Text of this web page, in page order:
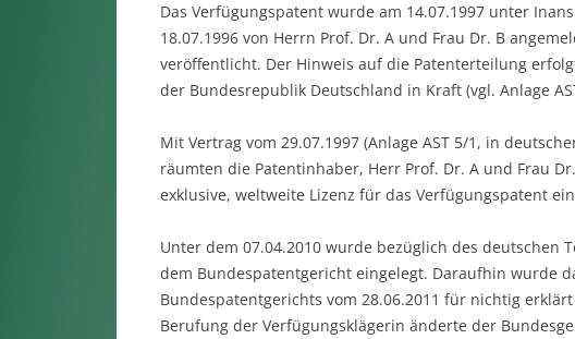
Das Verfügungspatent wurde am 14.07.1997 unter
18.07.1996 von Herrn Prof. Dr. A und Frau Dr. B
veröffentlicht. Der Hinweis auf die Patenterteilung
der Bundesrepublik Deutschland in Kraft (vgl. Anlage
Mit Vertrag vom 29.07.1997 (Anlage AST 5/1, in
räumten die Patentinhaber, Herr Prof. Dr. A und Frau
exklusive, weltweite Lizenz für das Verfügungspatent
Unter dem 07.04.2010 wurde bezüglich des deutschen
dem Bundespatentgericht eingelegt. Daraufhin wurde
Bundespatentgerichts vom 28.06.2011 für nichtig
Berufung der Verfügungsklägerin änderte der